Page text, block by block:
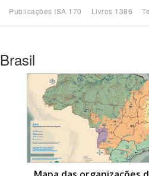
Subtema
Área de Levantamento
Área Protegida
Publicações ISA 170 Livros 1386
Brasil